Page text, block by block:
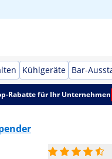
Kühlgeräte Bar-
Rabatte für Ihr Unternehmen